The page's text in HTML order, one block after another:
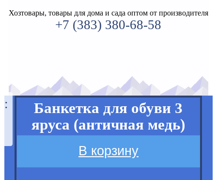
Хозтовары, товары для дома и сада оптом от производителя
+7 (383) 380-68-58
Банкетка для обуви 3
яруса (античная медь)
В корзину